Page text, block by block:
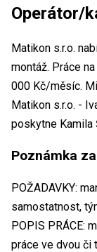
Operátor/
Matikon s.r.o.
montáž. Práce
000 Kč/měsíc.
Matikon s.r.o. -
poskytne Kamila
Poznámka
POŽADAVKY:
samostatnost,
POPIS PRÁCE:
práce ve dvou či